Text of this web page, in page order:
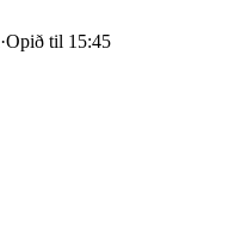
·Opið til 15:45